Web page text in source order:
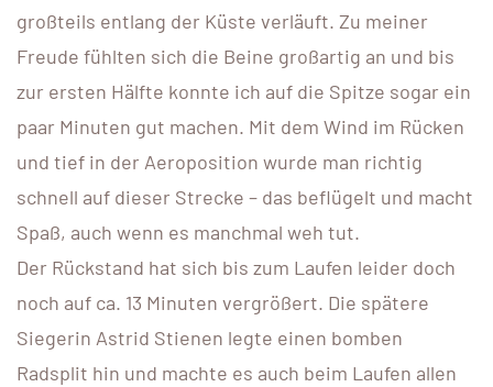
großteils entlang der Küste verläuft. Zu meiner
Freude fühlten sich die Beine großartig an und bis
zur ersten Hälfte konnte ich auf die Spitze sogar ein
paar Minuten gut machen. Mit dem Wind im Rücken
und tief in der Aeroposition wurde man richtig
schnell auf dieser Strecke – das beflügelt und macht
Spaß, auch wenn es manchmal weh tut.
Der Rückstand hat sich bis zum Laufen leider doch
noch auf ca. 13 Minuten vergrößert. Die spätere
Siegerin Astrid Stienen legte einen bomben
Radsplit hin und machte es auch beim Laufen allen